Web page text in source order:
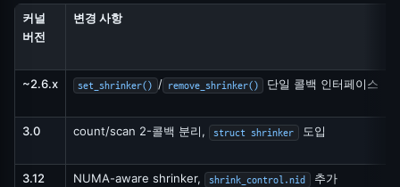
커널
버전
변경 사항
~2.6.x
set_shrinker() / remove_shrinker() 단일 콜백 인터페이스
3.0
count/scan 2-콜백 분리, struct shrinker 도입
3.12
NUMA-aware shrinker, shrink_control.nid 추가